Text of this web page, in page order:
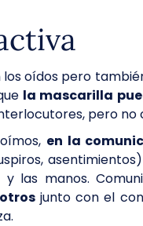
oídos pero
la mascarilla
pero no
en la
las manos.
junto con el